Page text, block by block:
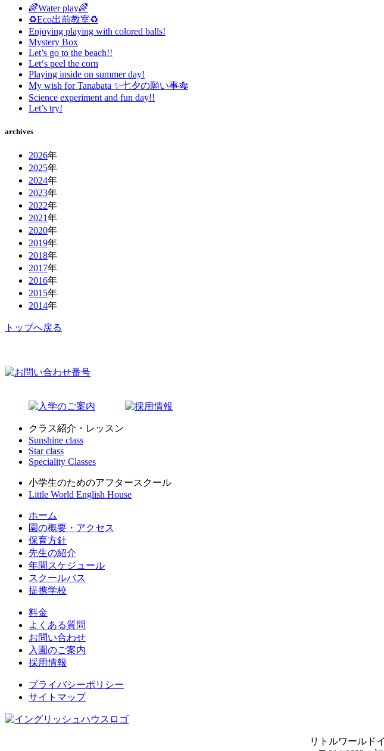
🌈Water play🌈
♻️Eco出前教室♻️
Enjoying playing with colored balls!
Mystery Box
Let’s go to the beach!!
Let‘s peel the corn
Playing inside on summer day!
My wish for Tanabata ✨七夕の願い事🎋
Science experiment and fun day!!
Let’s try!
archives
2026年
2025年
2024年
2023年
2022年
2021年
2020年
2019年
2018年
2017年
2016年
2015年
2014年
トップへ戻る
クラス紹介・レッスン
Sunshine class
Star class
Speciality Classes
小学生のためのアフタースクール
Little World English House
ホーム
園の概要・アクセス
保育方針
先生の紹介
年間スケジュール
スクールバス
提携学校
料金
よくある質問
お問い合わせ
入園のご案内
採用情報
プライバシーポリシー
サイトマップ
リトルワールド